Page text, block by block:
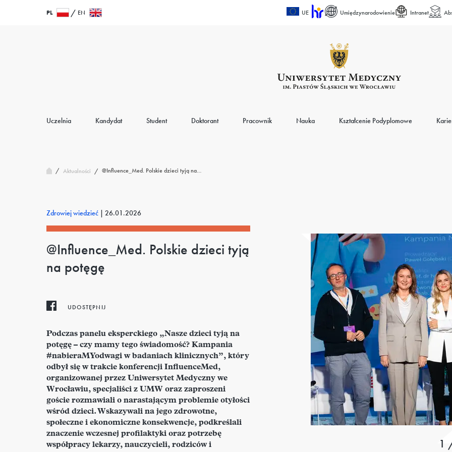
PL EN UE Umiędzynarodowienie Intranet
Uczelnia Kandydat Student Doktorant Pracownik Nauka Kształcenie Podyplomowe
/ Aktualności / @Influence_Med. Polskie dzieci tyją na…
1
Zdrowiej wiedzieć | 26.01.2026
@Influence_Med. Polskie dzieci tyją
na potęgę
UDOSTĘPNIJ
Podczas panelu eksperckiego „Nasze dzieci tyją na
potęgę – czy mamy tego świadomość? Kampania
#nabieraMYodwagi w badaniach klinicznych”, który
odbył się w trakcie konferencji InfluenceMed,
organizowanej przez Uniwersytet Medyczny we
Wrocławiu, specjaliści z UMW oraz zaproszeni
goście rozmawiali o narastającym problemie otyłości
wśród dzieci. Wskazywali na jego zdrowotne,
społeczne i ekonomiczne konsekwencje, podkreślali
znaczenie wczesnej profilaktyki oraz potrzebę
współpracy lekarzy, nauczycieli, rodziców i